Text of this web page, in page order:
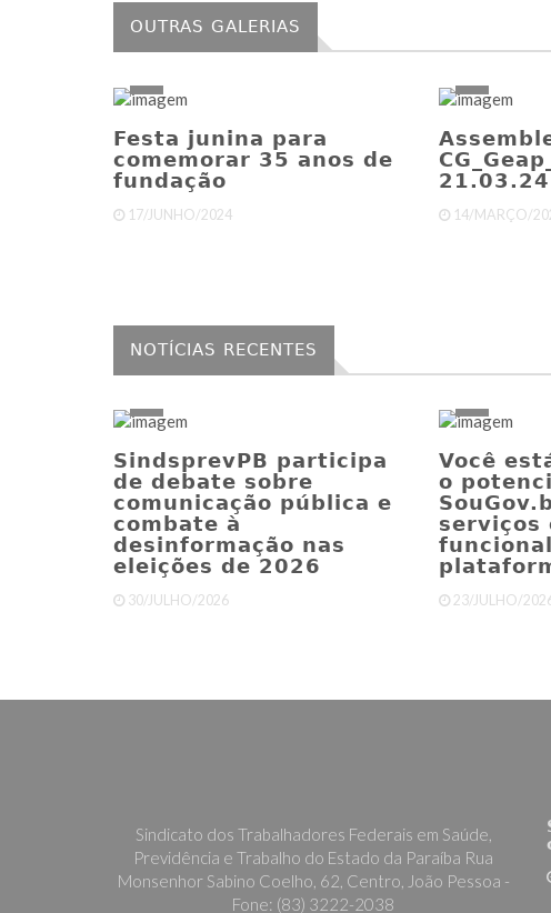
OUTRAS GALERIAS
Festa junina para
comemorar 35 anos de
fundação
17/JUNHO/2024
21.03.24
14/MARÇO/
NOTÍCIAS RECENTES
SindsprevPB participa
de debate sobre
comunicação pública e
combate à
desinformação nas
eleições de 2026
30/JULHO/2026
Você
o
serviços
23/JULHO/
Sindicato dos Trabalhadores Federais em Saúde,
Previdência e Trabalho do Estado da Paraíba Rua
Monsenhor Sabino Coelho, 62, Centro, João Pessoa -
Fone: (83) 3222-2038